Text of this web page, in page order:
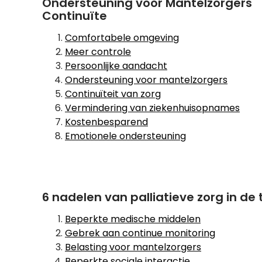
Continuïte
Comfortabele omgeving
Meer controle
Persoonlijke aandacht
Ondersteuning voor mantelzorgers
Continuïteit van zorg
Vermindering van ziekenhuisopnames
Kostenbesparend
Emotionele ondersteuning
6 nadelen van palliatieve zorg in de
Beperkte medische middelen
Gebrek aan continue monitoring
Belasting voor mantelzorgers